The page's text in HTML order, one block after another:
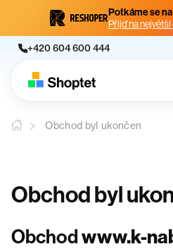
Potkáme se
Přijď na
+420 604 600 444
Obchod byl ukončen
Obchod byl
Obchodwww.k-